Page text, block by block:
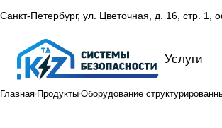
Санкт-Петербург, ул. Цветочная, д. 16, стр. 1,
Услуги
Главная Продукты Оборудование